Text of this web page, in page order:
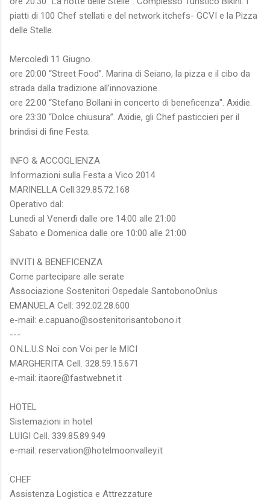
piatti di 100 Chef stellati e del network itchefs- GCVI e la Pizza
delle Stelle.
Mercoledì 11 Giugno.
ore 20:00 “Street Food”. Marina di Seiano, la pizza e il cibo da
strada dalla tradizione all’innovazione.
ore 22:00 “Stefano Bollani in concerto di beneficenza". Axidie.
ore 23:30 “Dolce chiusura”. Axidie, gli Chef pasticcieri per il
brindisi di fine Festa.
INFO & ACCOGLIENZA
Informazioni sulla Festa a Vico 2014
MARINELLA Cell.329.85.72.168
Operativo dal:
Lunedì al Venerdì dalle ore 14:00 alle 21:00
Sabato e Domenica dalle ore 10:00 alle 21:00
INVITI & BENEFICENZA
Come partecipare alle serate
Associazione Sostenitori Ospedale SantobonoOnlus
EMANUELA Cell: 392.02.28.600
e-mail: e.capuano@sostenitorisantobono.it
---
O.N.L.U.S Noi con Voi per le MICI
MARGHERITA Cell. 328.59.15.671
e-mail: itaore@fastwebnet.it
HOTEL
Sistemazioni in hotel
LUIGI Cell. 339.85.89.949
e-mail: reservation@hotelmoonvalley.it
CHEF
Assistenza Logistica e Attrezzature